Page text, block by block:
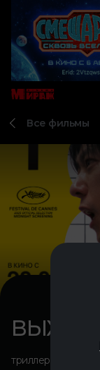
Все фильмы
ВЫХОД 8
триллер